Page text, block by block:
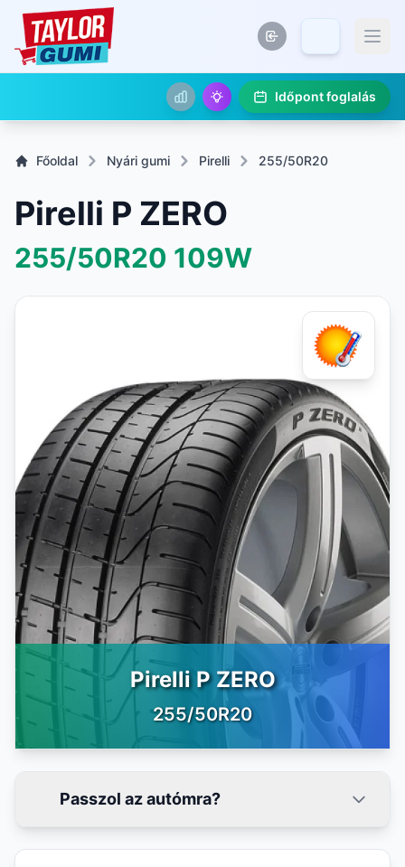
Időpont foglalás
Főoldal Nyári gumi Pirelli 255/50R20
Pirelli P ZERO
255/50R20 109W
Pirelli P ZERO
255/50R20
Passzol az autómra?